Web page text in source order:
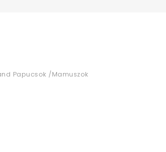
Papucsok /Mamuszok